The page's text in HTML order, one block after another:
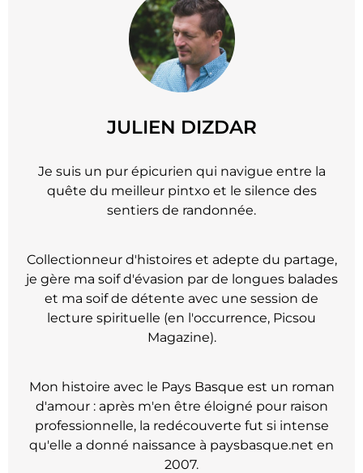
JULIEN DIZDAR
Je suis un pur épicurien qui navigue entre la
quête du meilleur pintxo et le silence des
sentiers de randonnée.
Collectionneur d'histoires et adepte du partage,
je gère ma soif d'évasion par de longues balades
et ma soif de détente avec une session de
lecture spirituelle (en l'occurrence, Picsou
Magazine).
Mon histoire avec le Pays Basque est un roman
d'amour : après m'en être éloigné pour raison
professionnelle, la redécouverte fut si intense
qu'elle a donné naissance à paysbasque.net en
2007.